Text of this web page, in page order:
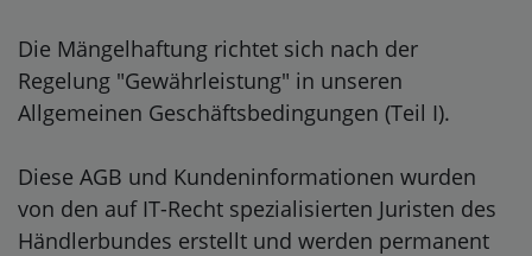
Die Mängelhaftung richtet sich nach der
Regelung "Gewährleistung" in unseren
Allgemeinen Geschäftsbedingungen (Teil I).
Diese AGB und Kundeninformationen wurden
von den auf IT-Recht spezialisierten Juristen des
Händlerbundes erstellt und werden permanent